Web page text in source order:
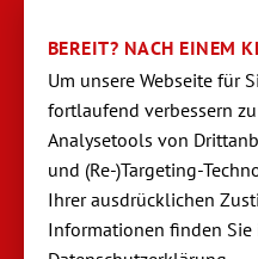
Büro Stendal
Westwall 18
39576 Stendal
03931 520944-0
stendal@dornseifer-
BEREIT? NACH EINEM
Um unsere Webseite für
fortlaufend verbessern
Analysetools von
und (Re-)Targeting-
Ihrer ausdrücklichen
Informationen finden Sie